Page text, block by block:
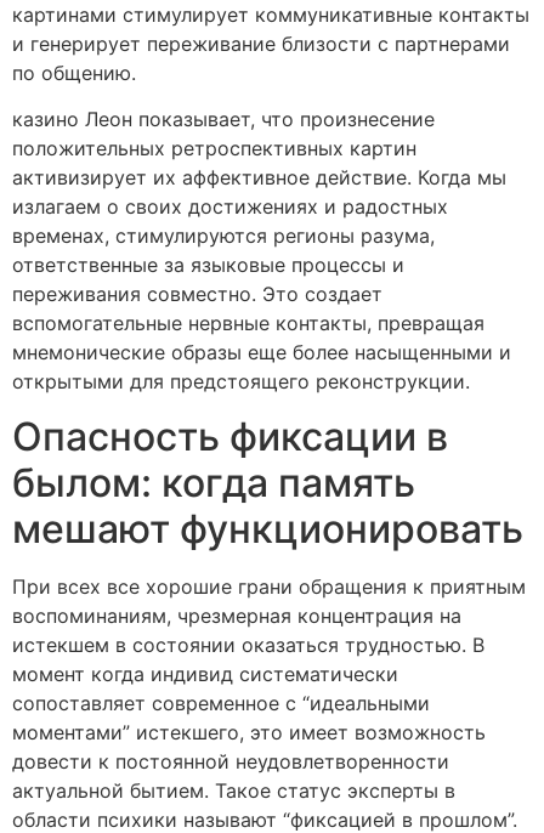
картинами стимулирует коммуникативные контакты
и генерирует переживание близости с партнерами
по общению.
казино Леон показывает, что произнесение
положительных ретроспективных картин
активизирует их аффективное действие. Когда мы
излагаем о своих достижениях и радостных
временах, стимулируются регионы разума,
ответственные за языковые процессы и
переживания совместно. Это создает
вспомогательные нервные контакты, превращая
мнемонические образы еще более насыщенными и
открытыми для предстоящего реконструкции.
Опасность фиксации в
былом: когда память
мешают функционировать
При всех все хорошие грани обращения к приятным
воспоминаниям, чрезмерная концентрация на
истекшем в состоянии оказаться трудностью. В
момент когда индивид систематически
сопоставляет современное с “идеальными
моментами” истекшего, это имеет возможность
довести к постоянной неудовлетворенности
актуальной бытием. Такое статус эксперты в
области психики называют “фиксацией в прошлом”.